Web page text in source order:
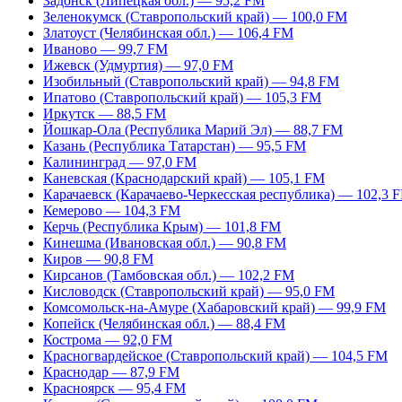
Зеленокумск (Ставропольский край) — 100,0 FM
Златоуст (Челябинская обл.) — 106,4 FM
Иваново — 99,7 FM
Ижевск (Удмуртия) — 97,0 FM
Изобильный (Ставропольский край) — 94,8 FM
Ипатово (Ставропольский край) — 105,3 FM
Иркутск — 88,5 FM
Йошкар-Ола (Республика Марий Эл) — 88,7 FM
Казань (Республика Татарстан) — 95,5 FM
Калининград — 97,0 FM
Каневская (Краснодарский край) — 105,1 FM
Карачаевск (Карачаево-Черкесская республика) — 102,3
Кемерово — 104,3 FM
Керчь (Республика Крым) — 101,8 FM
Кинешма (Ивановская обл.) — 90,8 FM
Киров — 90,8 FM
Кирсанов (Тамбовская обл.) — 102,2 FM
Кисловодск (Ставропольский край) — 95,0 FM
Комсомольск-на-Амуре (Хабаровский край) — 99,9 FM
Копейск (Челябинская обл.) — 88,4 FM
Кострома — 92,0 FM
Красногвардейское (Ставропольский край) — 104,5 FM
Краснодар — 87,9 FM
Красноярск — 95,4 FM